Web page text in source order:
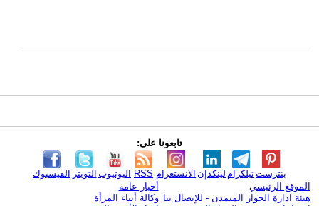
تابعونا على:
الفيسبوك التويتر اليوتيوب RSS الانستغرام لينكدإن تيلكرامبنترست
الموقع الرئيسي
هيئة ادارة الحوار المتمدن - للإتصال بنا
أخبار عامة
وكالة أنباء المرأة